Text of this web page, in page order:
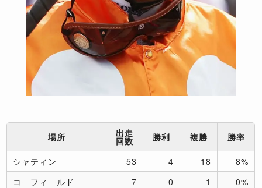
場所 出走
回数 勝利 複勝 勝率
シャティン 53 4 18
8%
コーフィールド
7 0 1
0%